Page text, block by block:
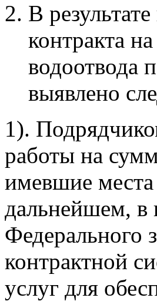
В
контракта
водоотвода
выявлено
1).
работы на
имевшие
дальнейшем,
контрактной
услуг для